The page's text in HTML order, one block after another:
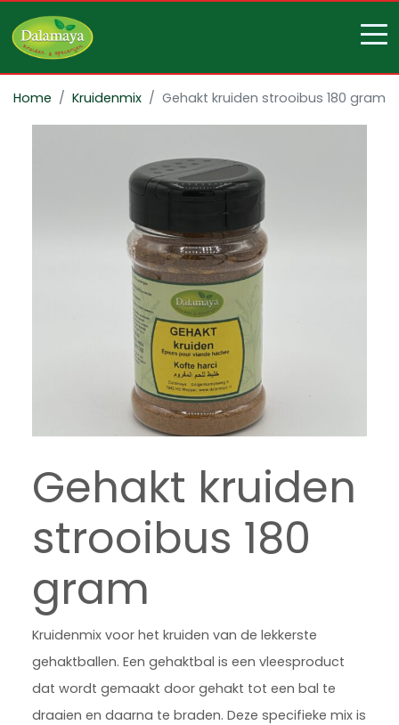
Home Kruidenmix Gehakt kruiden strooibus 180 gram
Gehakt kruiden
strooibus 180
gram
Kruidenmix voor het kruiden van de lekkerste
gehaktballen. Een gehaktbal is een vleesproduct
dat wordt gemaakt door gehakt tot een bal te
draaien en daarna te braden. Deze specifieke mix is